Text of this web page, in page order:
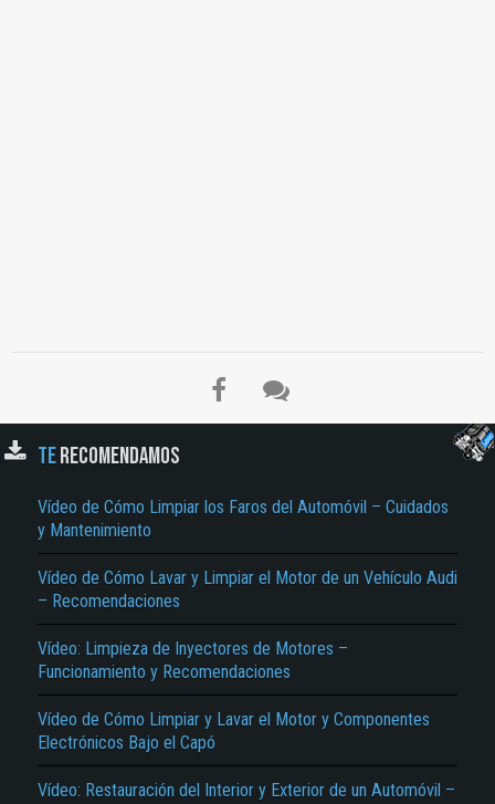
TERECOMENDAMOS
Vídeo de Cómo Limpiar los Faros del Automóvil – Cuidados
y Mantenimiento
Vídeo de Cómo Lavar y Limpiar el Motor de un Vehículo Audi
– Recomendaciones
Vídeo: Limpieza de Inyectores de Motores –
Funcionamiento y Recomendaciones
Vídeo de Cómo Limpiar y Lavar el Motor y Componentes
Electrónicos Bajo el Capó
Vídeo: Restauración del Interior y Exterior de un Automóvil –